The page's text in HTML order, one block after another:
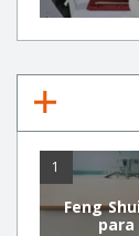
1
Feng